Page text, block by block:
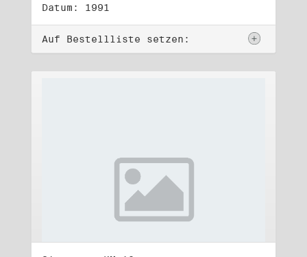
Datum: 1991
Auf Bestellliste setzen: